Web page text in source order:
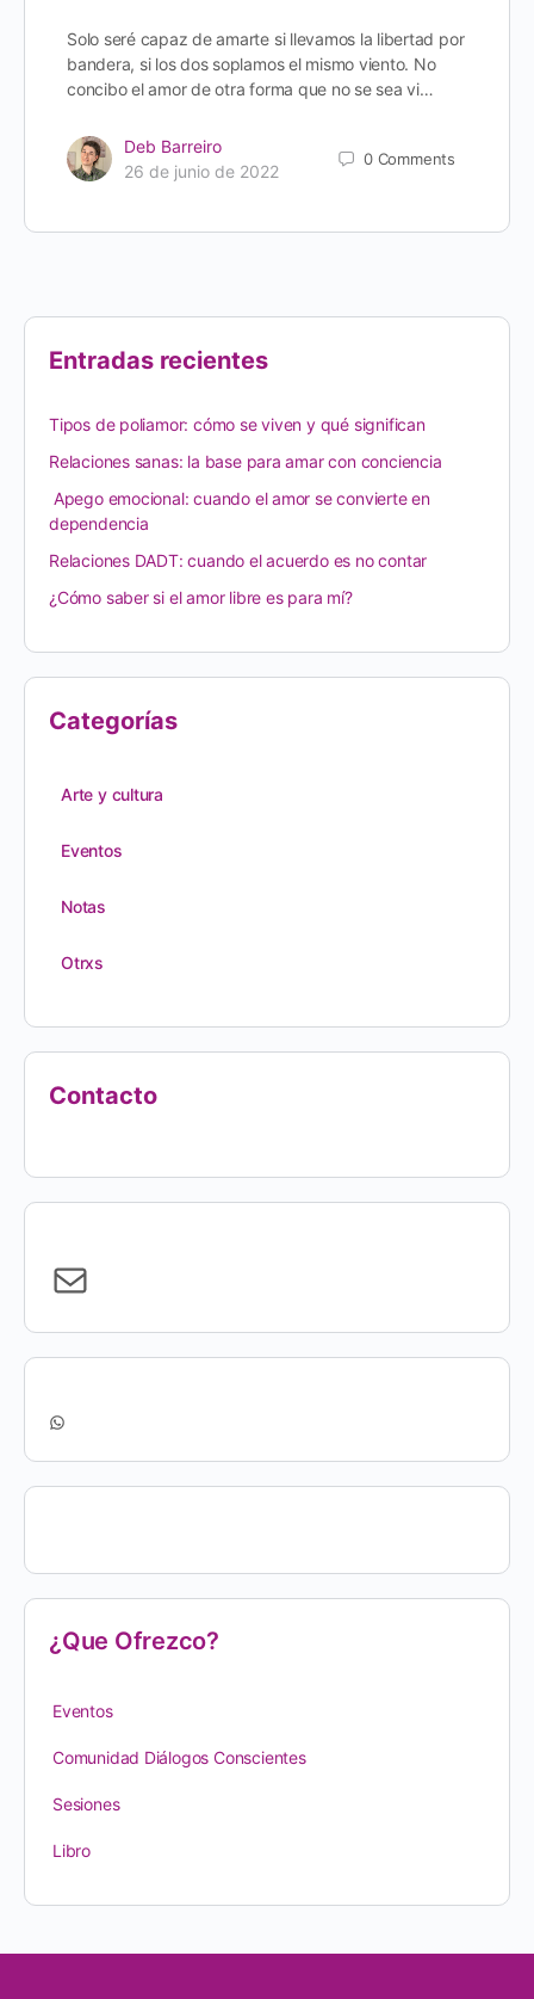
Solo seré capaz de amarte si llevamos la libertad por
bandera, si los dos soplamos el mismo viento. No
concibo el amor de otra forma que no se sea vi…
Deb Barreiro
26 de junio de 2022
0 Comments
Entradas recientes
Tipos de poliamor: cómo se viven y qué significan
Relaciones sanas: la base para amar con conciencia
Apego emocional: cuando el amor se convierte en
dependencia
Relaciones DADT: cuando el acuerdo es no contar
¿Cómo saber si el amor libre es para mí?
Categorías
Arte y cultura
Eventos
Notas
Otrxs
Contacto
Correo
WhatsApp
¿Que Ofrezco?
Eventos
Comunidad Diálogos Conscientes
Sesiones
Libro